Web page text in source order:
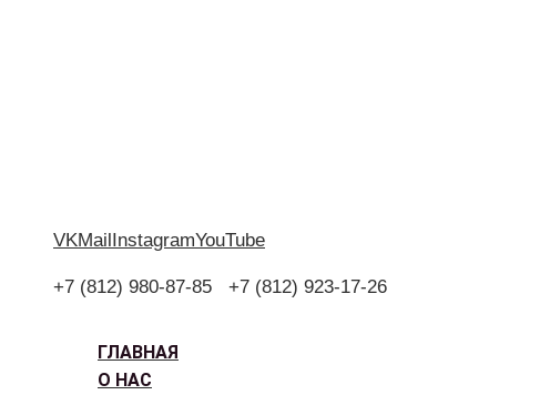
VKMailInstagramYouTube
+7 (812) 980-87-85 +7 (812) 923-17-26
ГЛАВНАЯ
О НАС